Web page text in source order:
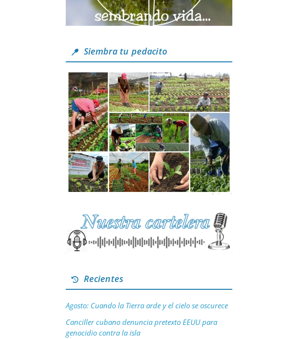
Siembra tu pedacito
Recientes
Agosto: Cuando la Tierra arde y el cielo se oscurece
Canciller cubano denuncia pretexto EEUU para
genocidio contra la isla